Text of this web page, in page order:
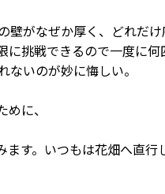
壁がなぜか厚く、どれだ
に挑戦できるので一度に
ないのが妙に悔しい。
に、
す。いつもは花畑へ直行